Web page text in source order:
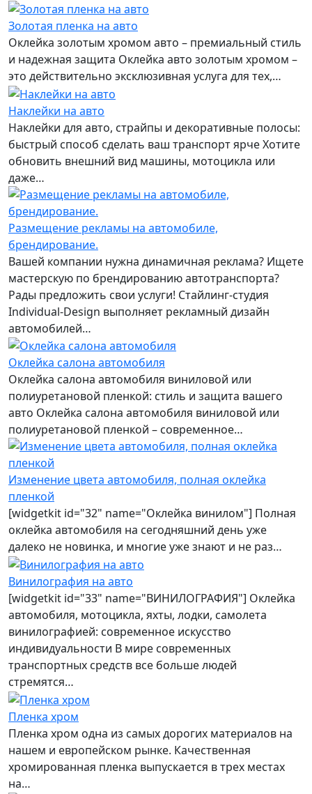
Золотая пленка на авто
Оклейка золотым хромом авто – премиальный стиль
и надежная защита Оклейка авто золотым хромом –
это действительно эксклюзивная услуга для тех,…
Наклейки на авто
Наклейки для авто, страйпы и декоративные полосы:
быстрый способ сделать ваш транспорт ярче Хотите
обновить внешний вид машины, мотоцикла или
даже…
Размещение рекламы на автомобиле,
брендирование.
Вашей компании нужна динамичная реклама? Ищете
мастерскую по брендированию автотранспорта?
Рады предложить свои услуги! Стайлинг-студия
Individual-Design выполняет рекламный дизайн
автомобилей…
Оклейка салона автомобиля
Оклейка салона автомобиля виниловой или
полиуретановой пленкой: стиль и защита вашего
авто Оклейка салона автомобиля виниловой или
полиуретановой пленкой – современное…
Изменение цвета автомобиля, полная оклейка
пленкой
[widgetkit id="32" name="Оклейка винилом"] Полная
оклейка автомобиля на сегодняшний день уже
далеко не новинка, и многие уже знают и не раз…
Винилография на авто
[widgetkit id="33" name="ВИНИЛОГРАФИЯ"] Оклейка
автомобиля, мотоцикла, яхты, лодки, самолета
винилографией: современное искусство
индивидуальности В мире современных
транспортных средств все больше людей
стремятся…
Пленка хром
Пленка хром одна из самых дорогих материалов на
нашем и европейском рынке. Качественная
хромированная пленка выпускается в трех местах
на…